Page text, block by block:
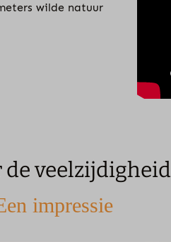
wilde natuur
de veelzijdigheid
impressie